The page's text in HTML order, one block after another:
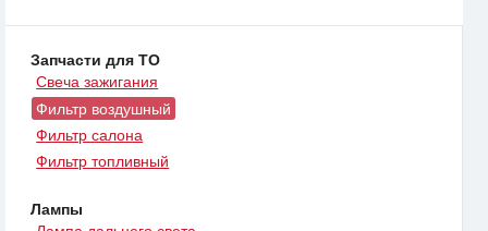
Запчасти для ТО
Свеча зажигания
Фильтр воздушный
Фильтр салона
Фильтр топливный
Лампы